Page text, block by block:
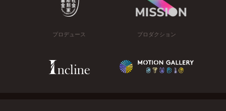
プロデュース プロダクション